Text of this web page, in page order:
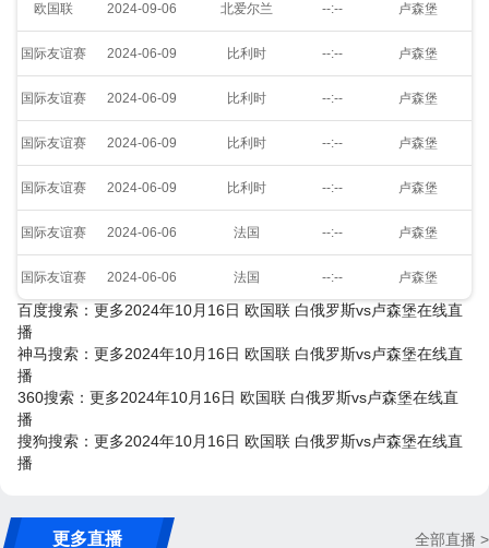
欧国联 2024-09-06 北爱尔兰 --:-- 卢森堡
国际友谊赛 2024-06-09 比利时 --:-- 卢森堡
国际友谊赛 2024-06-09 比利时 --:-- 卢森堡
国际友谊赛 2024-06-09 比利时 --:-- 卢森堡
国际友谊赛 2024-06-09 比利时 --:-- 卢森堡
国际友谊赛 2024-06-06 法国 --:-- 卢森堡
国际友谊赛 2024-06-06 法国 --:-- 卢森堡
百度搜索：更多2024年10月16日 欧国联 白俄罗斯vs卢森堡在线直
播
神马搜索：更多2024年10月16日 欧国联 白俄罗斯vs卢森堡在线直
播
360搜索：更多2024年10月16日 欧国联 白俄罗斯vs卢森堡在线直
播
搜狗搜索：更多2024年10月16日 欧国联 白俄罗斯vs卢森堡在线直
播
更多直播 全部直播 >